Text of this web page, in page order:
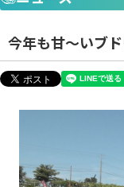
今年も甘～いブ